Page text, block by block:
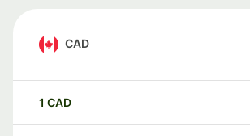
CAD
1 CAD